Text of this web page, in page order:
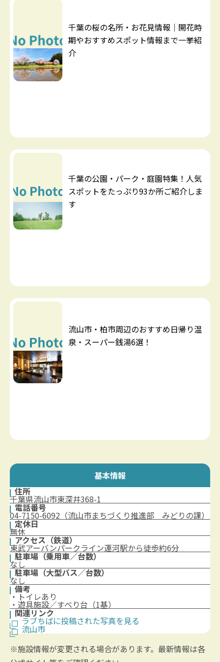
千葉の桜の名所・お花見情報｜開花時
期やおすすめスポット情報まで一挙紹
介
千葉の公園・パーク・庭園特集！人気
スポットをたっぷり93か所ご紹介しま
す
流山市・柏市周辺のおすすめ日帰り温
泉・スーパー銭湯6選！
基本情報
住所
千葉県流山市東深井368-1
電話番号
04-7150-6092（流山市まちづくり推進部 みどりの課）
定休日
無休
アクセス（鉄道）
東武アーバンパークライン運河駅から徒歩約6分
駐車場（乗用車／台数）
なし
駐車場（大型バス／台数）
なし
備考
・トイレあり
・遊具施設／すべり台（1基）
関連リンク
ラブちばに投稿された写真を見る
流山市
※施設情報が変更される場合があります。最新情報は各